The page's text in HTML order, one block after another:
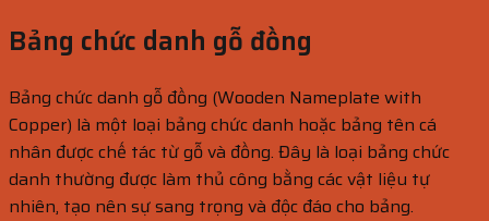
Bảng chức danh gỗ đồng
Bảng chức danh gỗ đồng (Wooden Nameplate with
Copper) là một loại bảng chức danh hoặc bảng tên cá
nhân được chế tác từ gỗ và đồng. Đây là loại bảng chức
danh thường được làm thủ công bằng các vật liệu tự
nhiên, tạo nên sự sang trọng và độc đáo cho bảng.